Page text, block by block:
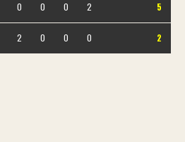
0 0 0 2 5
2 0 0 0 2